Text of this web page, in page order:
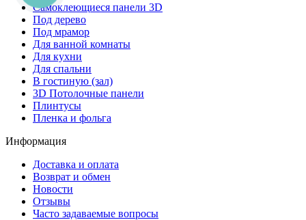
Самоклеющиеся панели 3D
Под дерево
Под мрамор
Для ванной комнаты
Для кухни
Для спальни
В гостиную (зал)
3D Потолочные панели
Плинтусы
Пленка и фольга
Информация
Доставка и оплата
Возврат и обмен
Новости
Отзывы
Часто задаваемые вопросы